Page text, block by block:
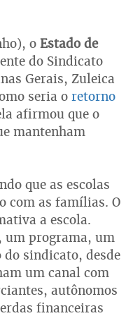
o Estado de
do Sindicato
Gerais, Zuleica
seria o retorno
afirmou que o
mantenham
que as escolas
com as famílias. O
a escola.
um programa, um
do sindicato, desde
um canal com
autônomos
financeiras